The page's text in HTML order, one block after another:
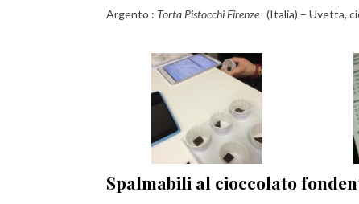
Argento : Torta Pistocchi Firenze (Italia) – Uvetta,
Spalmabili al cioccolato